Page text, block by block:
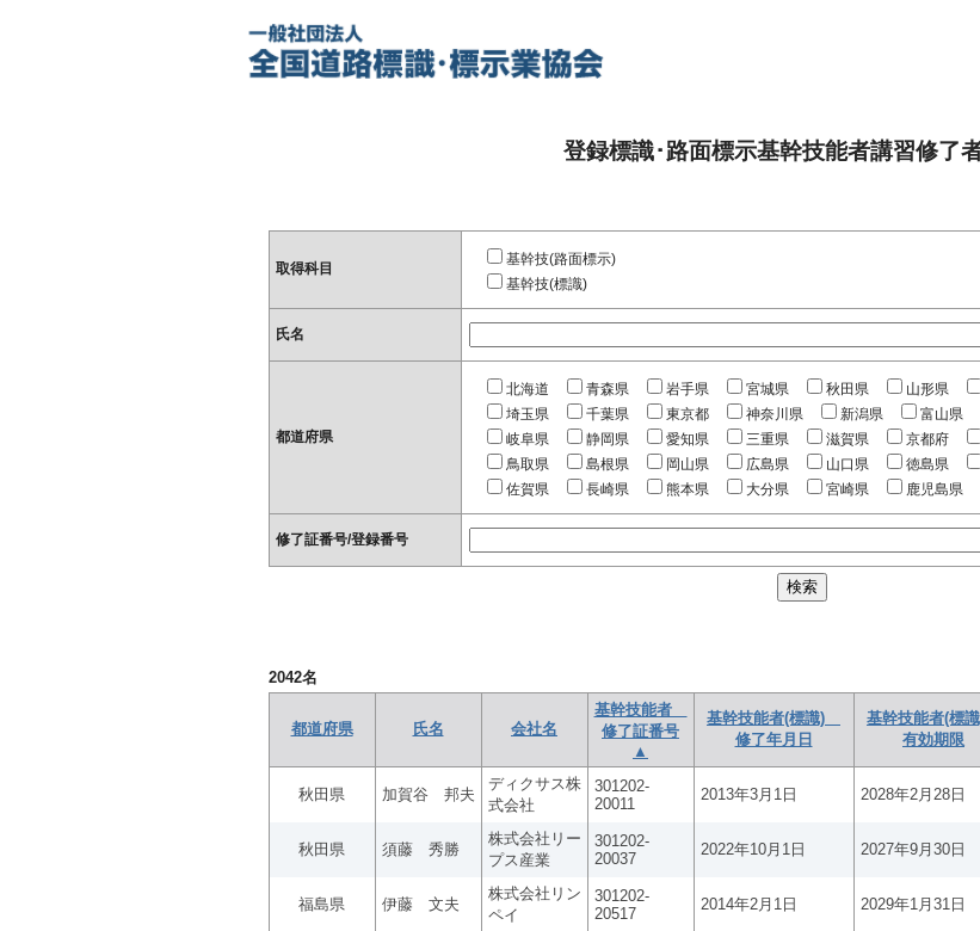
登録標識･路面標示基幹技能者講習修
取得科目
基幹技(路面標示)
基幹技(標識)
氏名
都道府県
北海道 青森県 岩手県 宮城県 秋田県 山形県
埼玉県
千葉県 東京都 神奈川県 新潟県 富山県
岐阜県
静岡県 愛知県 三重県 滋賀県 京都府
鳥取県
島根県 岡山県 広島県 山口県 徳島県
佐賀県
長崎県 熊本県 大分県 宮崎県 鹿児島県
修了証番号/登録番号
2042名
都道府県 氏名 会社名
基幹技能者
修了証番号
▲
基幹技能者(標識)
修了年月日
基幹技能者(標
有効期限
秋田県 加賀谷 邦夫
ディクサス株
式会社
301202-
20011
2013年3月1日 2028年2月28日
秋田県 須藤 秀勝
株式会社リー
プス産業
301202-
20037
2022年10月1日 2027年9月30日
福島県 伊藤 文夫
株式会社リン
ペイ
301202-
20517
2014年2月1日 2029年1月31日